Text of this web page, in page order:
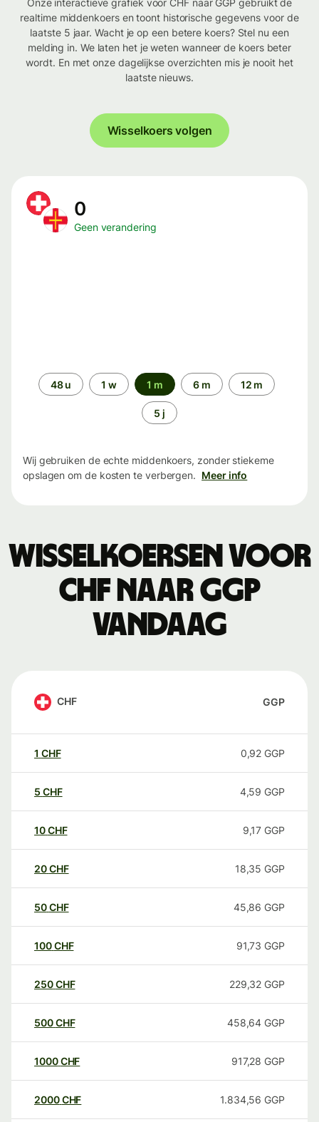
Onze interactieve grafiek voor CHF naar GGP gebruikt de
realtime middenkoers en toont historische gegevens voor de
laatste 5 jaar. Wacht je op een betere koers? Stel nu een
melding in. We laten het je weten wanneer de koers beter
wordt. En met onze dagelijkse overzichten mis je nooit het
laatste nieuws.
Wisselkoers volgen
0
Geen verandering
Periode48 u 1 w 1 m 6 m 12 m
5 j
Wij gebruiken de echte middenkoers, zonder stiekeme
opslagen om de kosten te verbergen. Meer info
Wisselkoersen voor
CHF naar GGP
vandaag
CHF GGP
1 CHF 0,92 GGP
5 CHF 4,59 GGP
10CHF 9,17 GGP
20CHF 18,35 GGP
50CHF 45,86 GGP
100CHF 91,73 GGP
250CHF 229,32 GGP
500CHF 458,64 GGP
1000CHF 917,28 GGP
2000CHF 1.834,56 GGP